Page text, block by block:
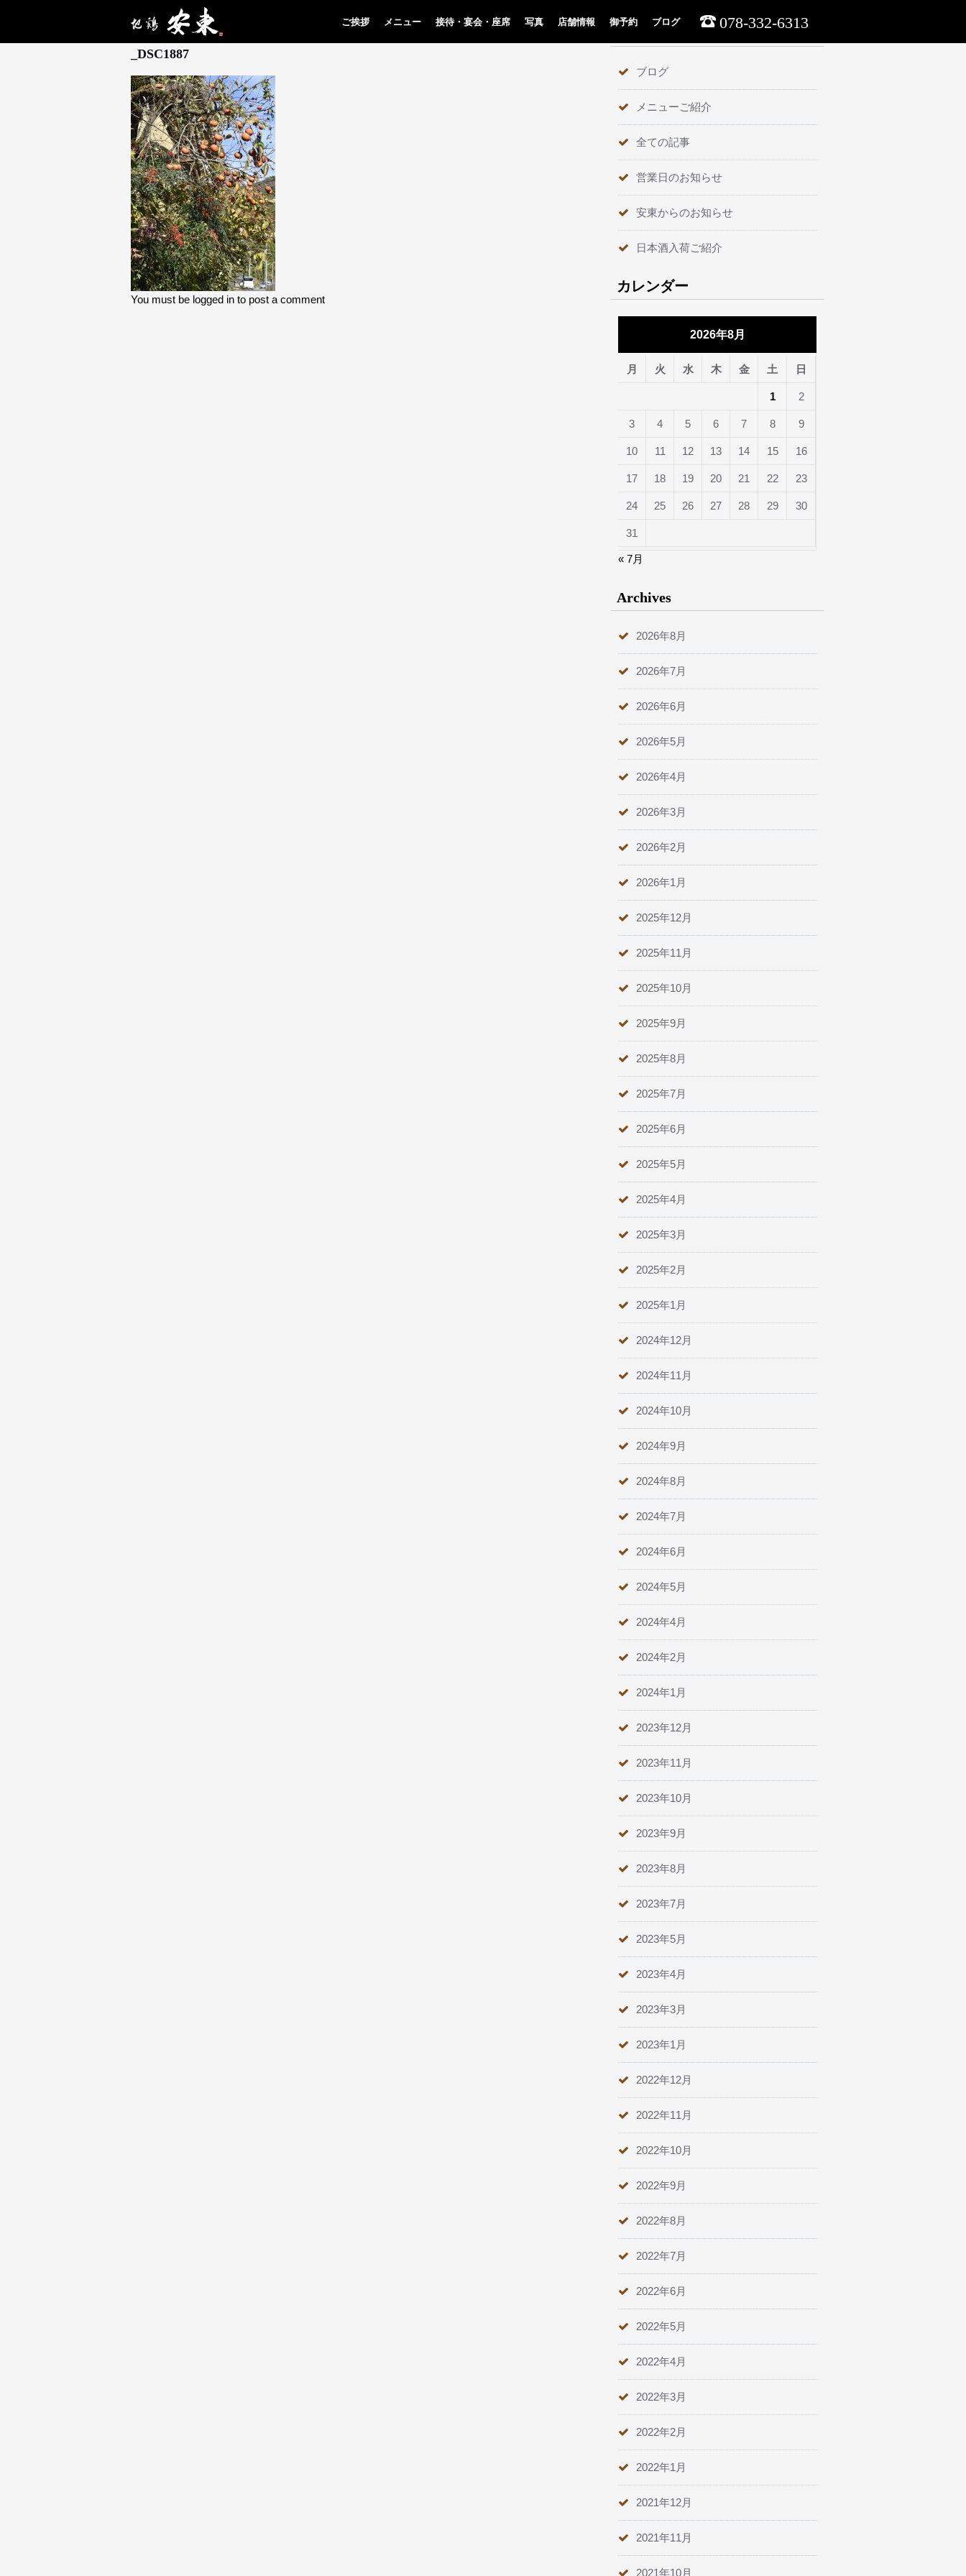
ご挨拶 メニュー 接待・宴会・座席 写真 店舗情報 御予約 ブログ 078-332-6313
11月 29, 2025
_DSC1887
You must be logged in to post a comment
ブログ
メニューご紹介
全ての記事
営業日のお知らせ
安東からのお知らせ
日本酒入荷ご紹介
カレンダー
2026年8月
月 火 水 木 金 土 日
1 2
3 4 5 6 7 8 9
10 11 12 13 14 15 16
17 18 19 20 21 22 23
24 25 26 27 28 29 30
31
« 7月
Archives
2026年8月
2026年7月
2026年6月
2026年5月
2026年4月
2026年3月
2026年2月
2026年1月
2025年12月
2025年11月
2025年10月
2025年9月
2025年8月
2025年7月
2025年6月
2025年5月
2025年4月
2025年3月
2025年2月
2025年1月
2024年12月
2024年11月
2024年10月
2024年9月
2024年8月
2024年7月
2024年6月
2024年5月
2024年4月
2024年2月
2024年1月
2023年12月
2023年11月
2023年10月
2023年9月
2023年8月
2023年7月
2023年5月
2023年4月
2023年3月
2023年1月
2022年12月
2022年11月
2022年10月
2022年9月
2022年8月
2022年7月
2022年6月
2022年5月
2022年4月
2022年3月
2022年2月
2022年1月
2021年12月
2021年11月
2021年10月